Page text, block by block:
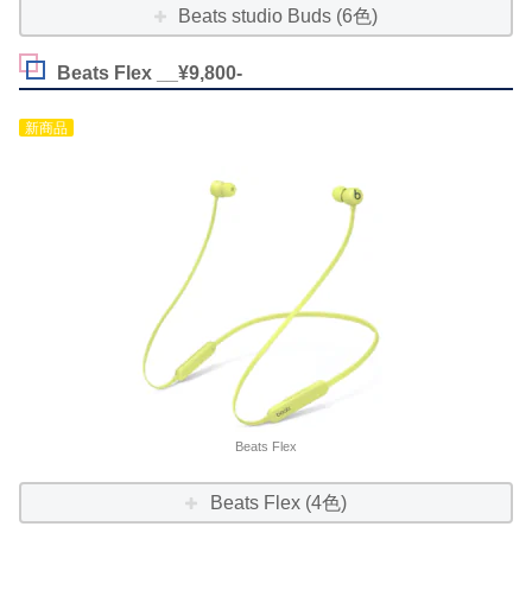
Beats studio Buds (6色)
Beats Flex __¥9,800-
新商品
Beats Flex
Beats Flex (4色)